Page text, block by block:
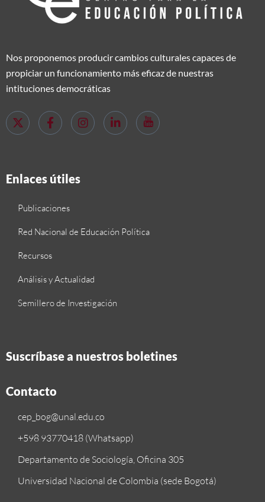
Nos proponemos producir cambios culturales capaces de
propiciar un funcionamiento más eficaz de nuestras
intituciones democráticas
Enlaces útiles
Publicaciones
Red Nacional de Educación Política
Recursos
Análisis y Actualidad
Semillero de Investigación
Suscríbase a nuestros boletines
Contacto
cep_bog@unal.edu.co
+598 93770418 (Whatsapp)
Departamento de Sociología, Oficina 305
Universidad Nacional de Colombia (sede Bogotá)